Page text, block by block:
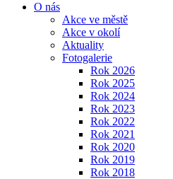
O nás
Akce ve městě
Akce v okolí
Aktuality
Fotogalerie
Rok 2026
Rok 2025
Rok 2024
Rok 2023
Rok 2022
Rok 2021
Rok 2020
Rok 2019
Rok 2018